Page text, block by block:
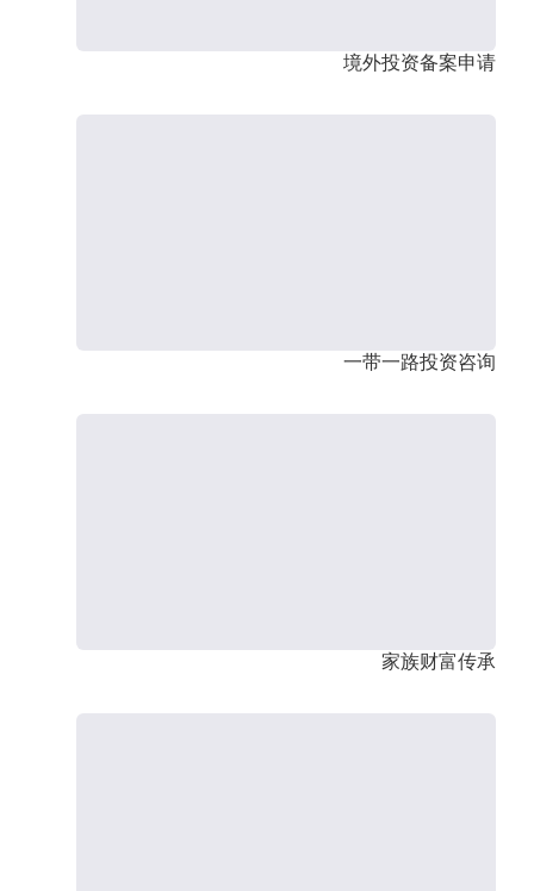
境外投资备案申请
一带一路投资咨询
家族财富传承